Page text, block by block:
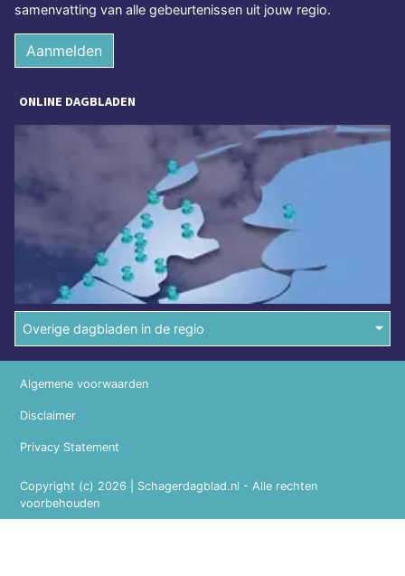
samenvatting van alle gebeurtenissen uit jouw regio.
Aanmelden
ONLINE DAGBLADEN
Overige dagbladen in de regio
Copyright (c) 2026 | Schagerdagblad.nl - Alle rechten
voorbehouden
Algemene voorwaarden
Disclaimer
Privacy Statement